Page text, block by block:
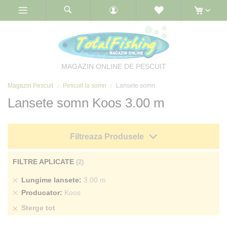
MAGAZIN ONLINE DE PESCUIT
Magazin Pescuit Pescuit la somn Lansete somn
Lansete somn Koos 3.00 m
Filtreaza Produsele
FILTRE APLICATE
Lungime lansete 3.00 m
Sterge
produs
Producator Koos
Sterge
Sterge tot